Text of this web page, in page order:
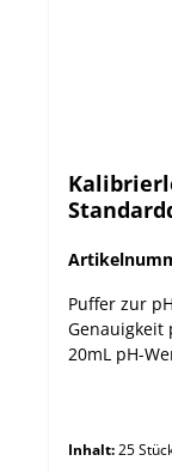
Puffer zur
Genauigkeit
20mL pH-
Inhalt:25